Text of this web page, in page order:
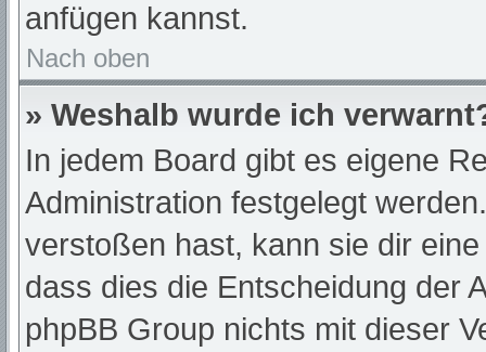
anfügen kannst.
Nach oben
» Weshalb wurde ich
In jedem Board gibt es eigene
Administration festgelegt
verstoßen hast, kann sie dir
dass dies die Entscheidung der
phpBB Group nichts mit dieser